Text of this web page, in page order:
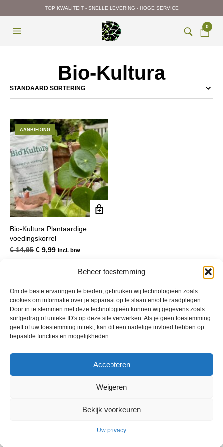
Beheer toestemming
Om de beste ervaringen te bieden, gebruiken wij technologieën zoals
cookies om informatie over je apparaat op te slaan en/of te raadplegen.
Door in te stemmen met deze technologieën kunnen wij gegevens zoals
surfgedrag of unieke ID's op deze site verwerken. Als je geen toestemming
geeft of uw toestemming intrekt, kan dit een nadelige invloed hebben op
bepaalde functies en mogelijkheden.
Accepteren
Weigeren
Bekijk voorkeuren
Uw privacy
TOP KWALITEIT - SNELLE LEVERING - HOGE SERVICE
0
Bio-Kultura
AANBIEDING
Bio-Kultura Plantaardige
voedingskorrel
€14,95 Oorspronkelijke
€ 9,99Huidige
incl. btw
© 2013 - 2026 De Duurzame Tuin KvK Gouda 29029262 - BTW nr